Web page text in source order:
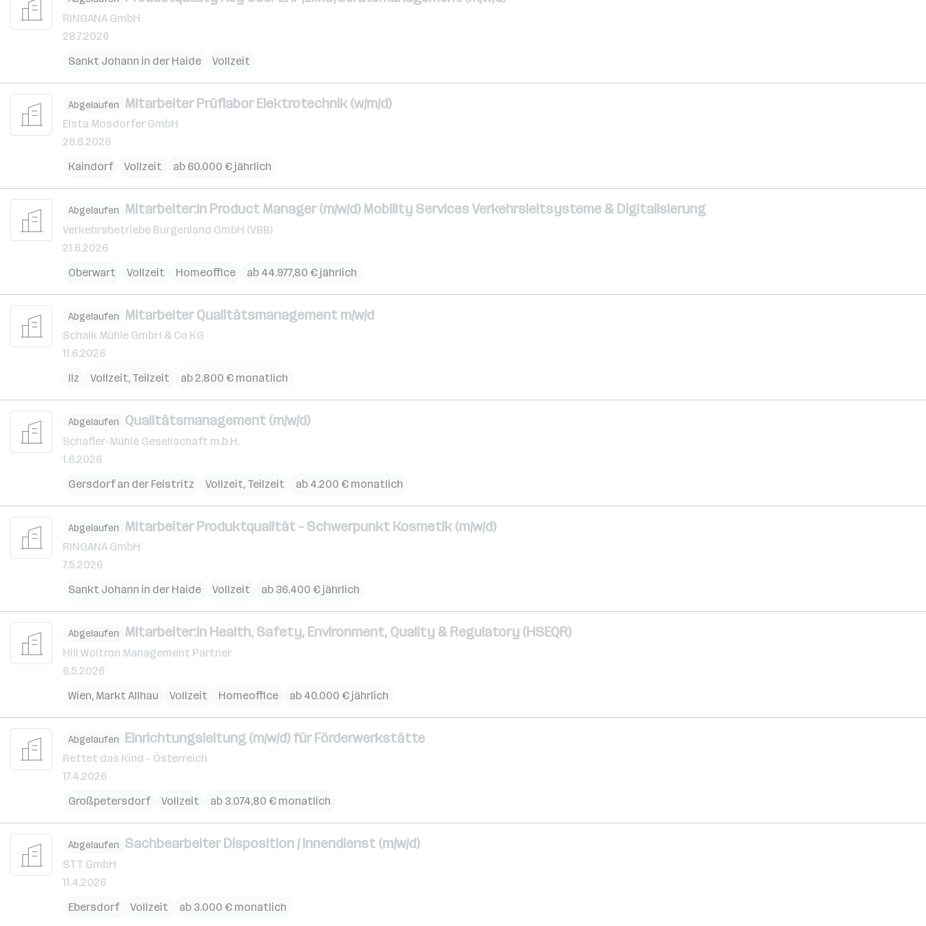
RINGANA GmbH
28.7.2026
Sankt Johann in der Haide
Vollzeit
Abgelaufen Mitarbeiter Prüflabor Elektrotechnik (w/m/d)
Elsta Mosdorfer GmbH
29.6.2026
Kaindorf
Vollzeit ab 60.000 € jährlich
Abgelaufen Mitarbeiter:in Product Manager (m/w/d) Mobility Services Verkehrsleitsysteme & Digitalisierung
Verkehrsbetriebe Burgenland GmbH (VBB)
21.6.2026
Oberwart
Vollzeit Homeoffice ab 44.977,80 € jährlich
Abgelaufen Mitarbeiter Qualitätsmanagement m/w/d
Schalk Mühle GmbH & Co KG
11.6.2026
Ilz
Vollzeit, Teilzeit ab 2.800 € monatlich
Abgelaufen Qualitätsmanagement (m/w/d)
Schafler-Mühle Gesellschaft m.b.H.
1.6.2026
Gersdorf an der Feistritz
Vollzeit, Teilzeit ab 4.200 € monatlich
Abgelaufen Mitarbeiter Produktqualität - Schwerpunkt Kosmetik (m/w/d)
RINGANA GmbH
7.5.2026
Sankt Johann in der Haide
Vollzeit ab 36.400 € jährlich
Abgelaufen Mitarbeiter:in Health, Safety, Environment, Quality & Regulatory (HSEQR)
Hill Woltron Management Partner
6.5.2026
Wien, Markt Allhau Vollzeit Homeoffice ab 40.000 € jährlich
Abgelaufen Einrichtungsleitung (m/w/d) für Förderwerkstätte
Rettet das Kind - Österreich
17.4.2026
Großpetersdorf
Vollzeit ab 3.074,80 € monatlich
Abgelaufen Sachbearbeiter Disposition / Innendienst (m/w/d)
STT GmbH
11.4.2026
Ebersdorf
Vollzeit ab 3.000 € monatlich